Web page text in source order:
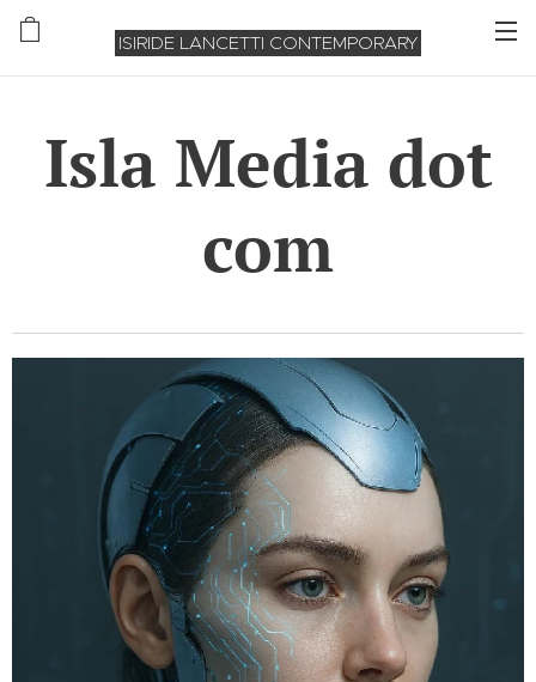
ISIRIDE LANCETTI CONTEMPORARY
Isla Media dot
com